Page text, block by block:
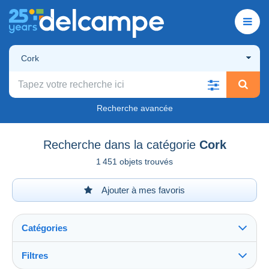
Cork
Recherche avancée
Recherche dans la catégorie Cork
1 451 objets trouvés
Ajouter à mes favoris
Catégories
Filtres